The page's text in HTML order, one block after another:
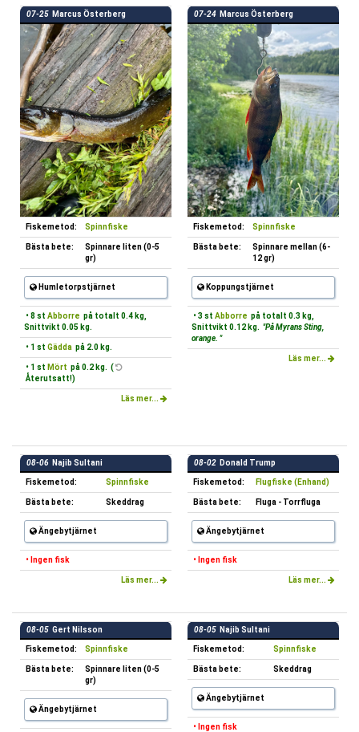
07-25 Marcus Österberg
Fiskemetod: Spinnfiske
Bästa bete:
Spinnare liten (0-5
gr)
Humletorpstjärnet
• 8 st Abborre på totalt 0.4 kg,
Snittvikt 0.05 kg.
• 1 st Gädda på 2.0 kg.
• 1 st Mört på 0.2 kg. (
Återutsatt!)
Läs mer...
07-24 Marcus Österberg
Fiskemetod: Spinnfiske
Bästa bete:
Spinnare mellan (6-
12 gr)
Koppungstjärnet
• 3 st Abborre på totalt 0.3 kg,
Snittvikt 0.12 kg. "På Myrans Sting,
orange. "
Läs mer...
08-06 Najib Sultani
Fiskemetod: Spinnfiske
Bästa bete: Skeddrag
Ängebytjärnet
• Ingen fisk
Läs mer...
08-02 Donald Trump
Fiskemetod: Flugfiske (Enhand)
Bästa bete: Fluga - Torrfluga
Ängebytjärnet
• Ingen fisk
Läs mer...
08-05 Gert Nilsson
Fiskemetod: Spinnfiske
Bästa bete:
Spinnare liten (0-5
gr)
Ängebytjärnet
08-05 Najib Sultani
Fiskemetod: Spinnfiske
Bästa bete: Skeddrag
Ängebytjärnet
• Ingen fisk